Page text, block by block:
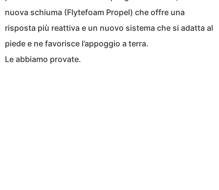
nuova schiuma (Flytefoam Propel) che offre una
risposta più reattiva e un nuovo sistema che si adatta al
piede e ne favorisce l’appoggio a terra.
Le abbiamo provate.